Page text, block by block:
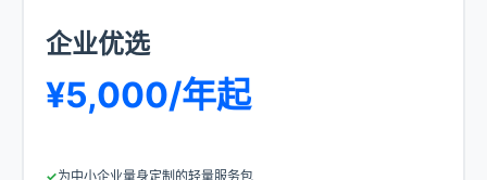
企业优选
¥5,000/年起
为中小企业量身定制的轻量服务包